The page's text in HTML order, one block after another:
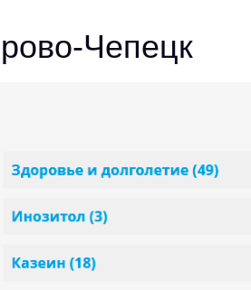
Чепецк